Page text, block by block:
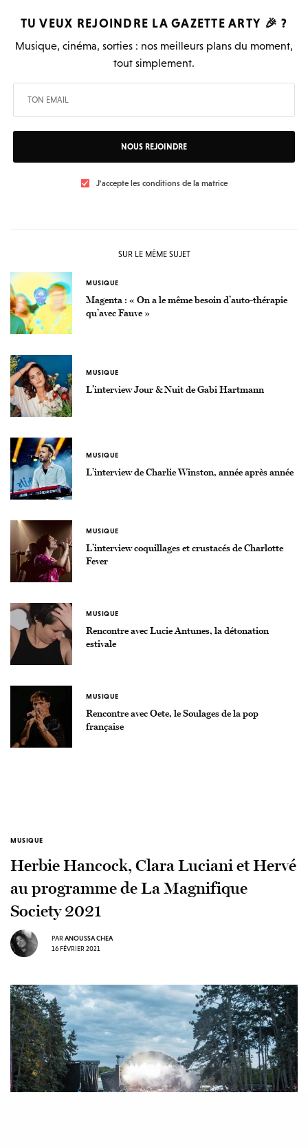
TU VEUX REJOINDRE LAGAZETTE ARTY 🎉 ?
Musique, cinéma, sorties : nos meilleurs plans du moment,
tout simplement.
NOUS REJOINDRE
J'accepte les conditions de la matrice
SUR LE MÊME SUJET
MUSIQUE
Magenta : « On a le même besoin d’auto-thérapie
qu’avec Fauve »
MUSIQUE
L’interview Jour & Nuit de Gabi Hartmann
MUSIQUE
L’interview de Charlie Winston, année après année
MUSIQUE
L’interview coquillages et crustacés de Charlotte
Fever
MUSIQUE
Rencontre avec Lucie Antunes, la détonation
estivale
MUSIQUE
Rencontre avec Oete, le Soulages de la pop
française
MUSIQUE
Herbie Hancock, Clara Luciani et Hervé
au programme de La Magnifique
Society 2021
PAR ANOUSSA CHEA
16 FÉVRIER 2021